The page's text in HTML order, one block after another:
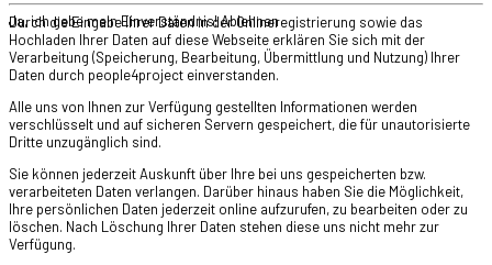
Ja, ich gebe mein Einverständnis!Ablehnen
Durch die Eingabe Ihrer Daten in der Onlineregistrierung sowie das
Hochladen Ihrer Daten auf diese Webseite erklären Sie sich mit der
Verarbeitung (Speicherung, Bearbeitung, Übermittlung und Nutzung) Ihrer
Daten durch people4project einverstanden.
Alle uns von Ihnen zur Verfügung gestellten Informationen werden
verschlüsselt und auf sicheren Servern gespeichert, die für unautorisierte
Dritte unzugänglich sind.
Sie können jederzeit Auskunft über Ihre bei uns gespeicherten bzw.
verarbeiteten Daten verlangen. Darüber hinaus haben Sie die Möglichkeit,
Ihre persönlichen Daten jederzeit online aufzurufen, zu bearbeiten oder zu
löschen. Nach Löschung Ihrer Daten stehen diese uns nicht mehr zur
Verfügung.